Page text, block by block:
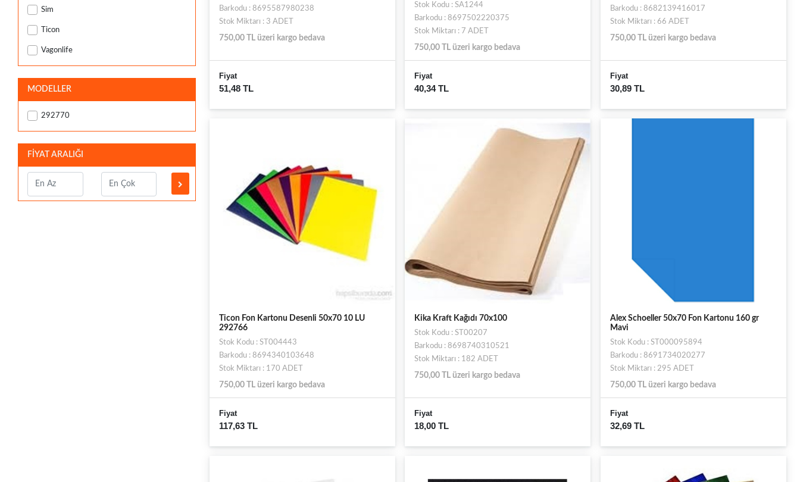
Sim
Ticon
Vagonlife
MODELLER
292770
FİYAT ARALIĞI
Barkodu : 8695587980238
Stok Miktarı : 3 ADET
750,00 TL üzeri kargo bedava
Fiyat
51,48 TL
Stok Kodu : SA1244
Barkodu : 8697502220375
Stok Miktarı : 7 ADET
750,00 TL üzeri kargo bedava
Fiyat
40,34 TL
Barkodu : 8682139416017
Stok Miktarı : 66 ADET
750,00 TL üzeri kargo bedava
Fiyat
30,89 TL
Ticon Fon Kartonu Desenli 50x70 10 LU
292766
Stok Kodu : ST004443
Barkodu : 8694340103648
Stok Miktarı : 170 ADET
750,00 TL üzeri kargo bedava
Fiyat
117,63 TL
Kika Kraft Kağıdı 70x100
Stok Kodu : ST00207
Barkodu : 8698740310521
Stok Miktarı : 182 ADET
750,00 TL üzeri kargo bedava
Fiyat
18,00 TL
Alex Schoeller 50x70 Fon Kartonu 160 gr
Mavi
Stok Kodu : ST000095894
Barkodu : 8691734020277
Stok Miktarı : 295 ADET
750,00 TL üzeri kargo bedava
Fiyat
32,69 TL